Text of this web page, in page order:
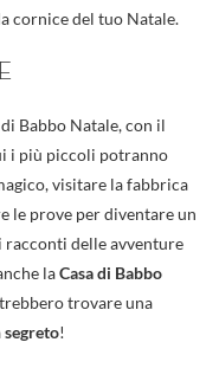
cornice del tuo Natale.
Babbo Natale, con il
i più piccoli potranno
visitare la fabbrica
le prove per diventare un
racconti delle avventure
laCasa di Babbo
trovare una
segreto!